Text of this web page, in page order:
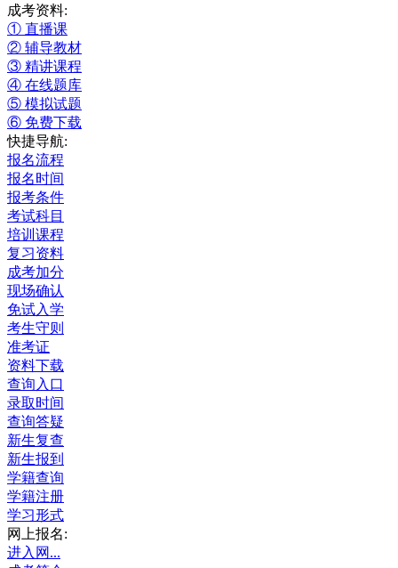
成考资料:
① 直播课
② 辅导教材
③ 精讲课程
④ 在线题库
⑤ 模拟试题
⑥ 免费下载
快捷导航:
报名流程
报名时间
报考条件
考试科目
培训课程
复习资料
成考加分
现场确认
免试入学
考生守则
准考证
资料下载
查询入口
录取时间
查询答疑
新生复查
新生报到
学籍查询
学籍注册
学习形式
网上报名:
进入网...